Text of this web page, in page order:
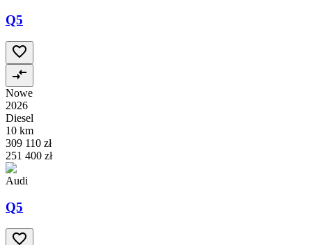
Q5
Nowe
2026
Diesel
10 km
309 110 zł
251 400 zł
Audi
Q5